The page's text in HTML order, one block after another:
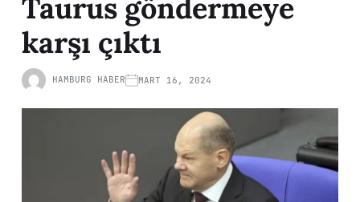
Taurus göndermeye
karşı çıktı
HAMBURG HABER MART 16, 2024